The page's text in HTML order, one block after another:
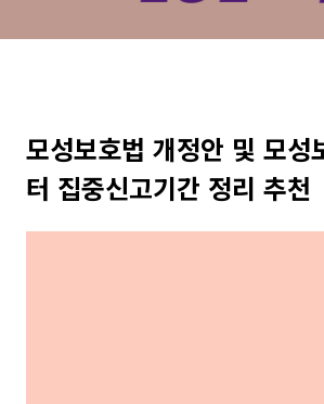
모성보호법 개정안 및 모성
터 집중신고기간 정리 추천